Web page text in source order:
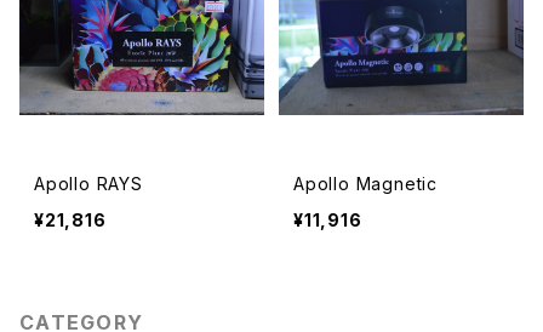
Apollo RAYS
¥21,816
Apollo Magnetic
¥11,916
CATEGORY